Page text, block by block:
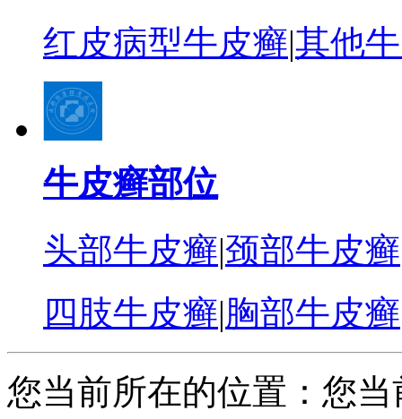
红皮病型牛皮癣|其他
牛皮癣部位
头部牛皮癣|颈部牛皮癣
四肢牛皮癣|胸部牛皮癣
您当前所在的位置：您